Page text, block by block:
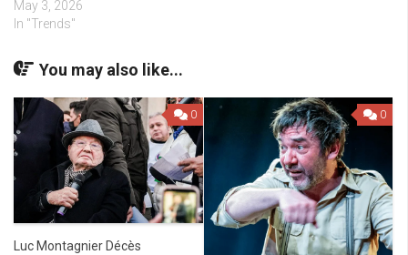
May 3, 2026
In "Trends"
You may also like...
0
Luc Montagnier Décès
0